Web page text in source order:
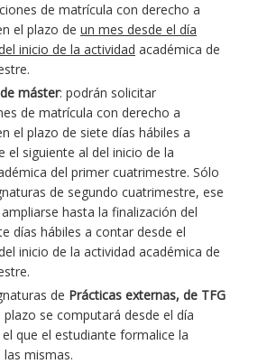
de matrícula con derecho a
el plazo de un mes desde el día
inicio de la actividad académica de
máster: podrán solicitar
de matrícula con derecho a
el plazo de siete días hábiles a
el siguiente al del inicio de la
del primer cuatrimestre. Sólo
de segundo cuatrimestre, ese
hasta la finalización del
días hábiles a contar desde el
inicio de la actividad académica de
de Prácticas externas, de TFG
plazo se computará desde el día
que el estudiante formalice la
mismas.